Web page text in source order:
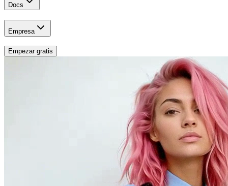
Docs
Empresa
Empezar gratis